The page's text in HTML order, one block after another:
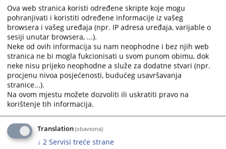
question
mark
key
to
get
the
keyboard
shortcuts
for
changing
dates.
question
mark
key
to
get
the
keyboard
for
changing
12.01.2026.
ОБАВЈЕШТЕЊЕ О НАБАВЦИ ГОРИВА
30.12.2025.
Обавјештење о додјели уговора - ЦМС омоти и коверте
17.11.2025.
Обавјештење о набавци - ЦМС омоти и коверте
10.11.2025.
Молба за доставу информативне понуде у сврху
испитивања тржишта - коверте и омоти за списе
Ova web stranica koristi određene skripte koje mogu
pohranjivati i koristiti određene informacije iz vašeg
browsera i vašeg uređaja (npr. IP adresa uređaja, varijable o
sesiji unutar browsera, ...).
Neke od ovih informacija su nam neophodne i bez njih web
stranica ne bi mogla fukcionisati u svom punom obimu, dok
neke nisu prijeko neophodne a služe za dodatne stvari (npr.
procjenu nivoa posjećenosti, budućeg usavršavanja
stranice...).
Na ovom mjestu možete dozvoliti ili uskratiti pravo na
korištenje tih informacija.
Translation(obavezna)
↓ 2 Servisi treće strane